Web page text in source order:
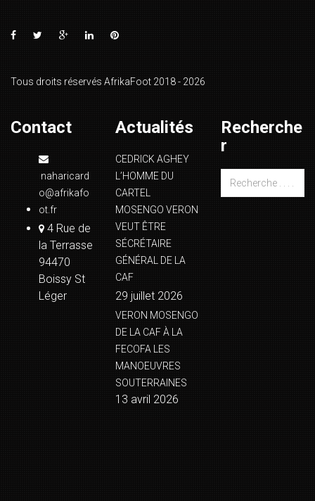
Tous droits réservés AfrikaFoot 2018 - 2026
Contact
naharicard
o@afrikafo
ot.fr
4 Rue de
la Terrasse
94470
Boissy St
Léger
Actualités
CEDRICK AGHEY
L’HOMME DU
CARTEL
MOSENGO VERON
VEUT ÊTRE
SÉCRÉTAIRE
GÉNÉRAL DE LA
CAF
29 juillet 2026
VERON MOSENGO
DE LA CAF À LA
FECOFA LES
MANOEUVRES
SOUTERRAINES
13 avril 2026
Recherche
r